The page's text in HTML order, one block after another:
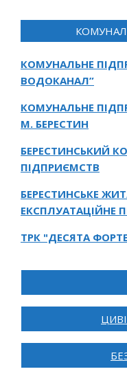
КОМУНАЛЬНЕ
ВОДОКАНАЛ”
КОМУНАЛЬНЕ
М. БЕРЕСТИН
БЕРЕСТИНСЬКИЙ
ПІДПРИЄМСТВ
БЕРЕСТИНСЬКЕ
ЕКСПЛУАТАЦІЙНЕ
ТРК "ДЕСЯТА